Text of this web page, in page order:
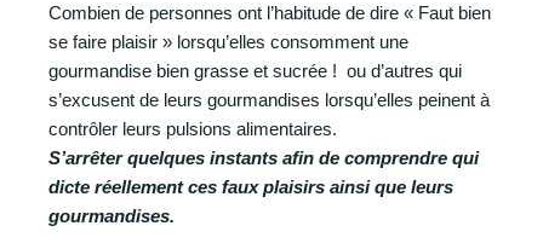
Combien de personnes ont l’habitude de dire « Faut bien
se faire plaisir » lorsqu’elles consomment une
gourmandise bien grasse et sucrée ! ou d’autres qui
s’excusent de leurs gourmandises lorsqu’elles peinent à
contrôler leurs pulsions alimentaires.
S’arrêter quelques instants afin de comprendre qui
dicte réellement ces faux plaisirs ainsi que leurs
gourmandises.